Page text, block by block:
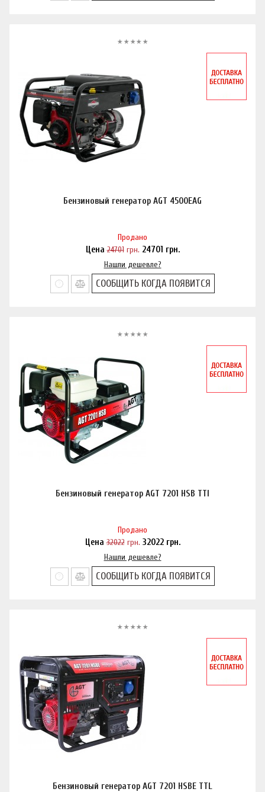
Бензиновый генератор AGT 4500EAG
Продано
Цена24701грн. 24701 грн.
Нашли дешевле?
СООБЩИТЬ КОГДА ПОЯВИТСЯ
Бензиновый генератор AGT 7201 HSB TTI
Продано
Цена32022грн. 32022грн.
Нашли дешевле?
СООБЩИТЬ КОГДА ПОЯВИТСЯ
Бензиновый генератор AGT 7201 HSBE TTL